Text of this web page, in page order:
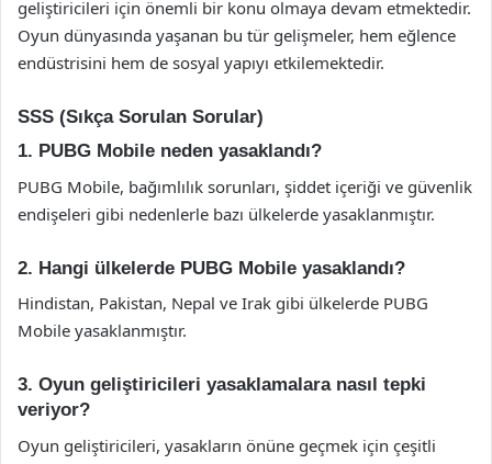
geliştiricileri için önemli bir konu olmaya devam etmektedir.
Oyun dünyasında yaşanan bu tür gelişmeler, hem eğlence
endüstrisini hem de sosyal yapıyı etkilemektedir.
SSS (Sıkça Sorulan Sorular)
1. PUBG Mobile neden yasaklandı?
PUBG Mobile, bağımlılık sorunları, şiddet içeriği ve güvenlik
endişeleri gibi nedenlerle bazı ülkelerde yasaklanmıştır.
2. Hangi ülkelerde PUBG Mobile yasaklandı?
Hindistan, Pakistan, Nepal ve Irak gibi ülkelerde PUBG
Mobile yasaklanmıştır.
3. Oyun geliştiricileri yasaklamalara nasıl tepki
veriyor?
Oyun geliştiricileri, yasakların önüne geçmek için çeşitli